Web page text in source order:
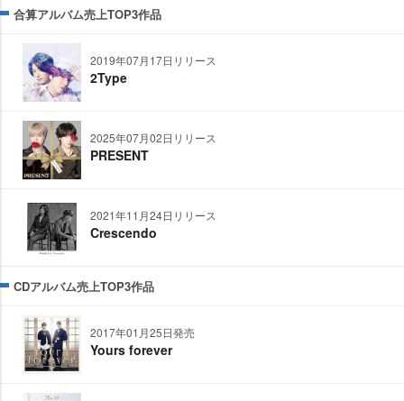
合算アルバム売上TOP3作品
2019年07月17日リリース
2Type
2025年07月02日リリース
PRESENT
2021年11月24日リリース
Crescendo
CDアルバム売上TOP3作品
2017年01月25日発売
Yours forever